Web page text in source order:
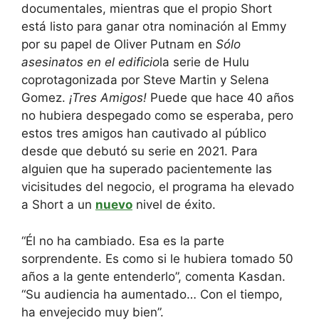
documentales, mientras que el propio Short
está listo para ganar otra nominación al Emmy
por su papel de Oliver Putnam en Sólo
asesinatos en el edificiola serie de Hulu
coprotagonizada por Steve Martin y Selena
Gomez. ¡Tres Amigos! Puede que hace 40 años
no hubiera despegado como se esperaba, pero
estos tres amigos han cautivado al público
desde que debutó su serie en 2021. Para
alguien que ha superado pacientemente las
vicisitudes del negocio, el programa ha elevado
a Short a un nuevo nivel de éxito.
“Él no ha cambiado. Esa es la parte
sorprendente. Es como si le hubiera tomado 50
años a la gente entenderlo”, comenta Kasdan.
“Su audiencia ha aumentado… Con el tiempo,
ha envejecido muy bien”.